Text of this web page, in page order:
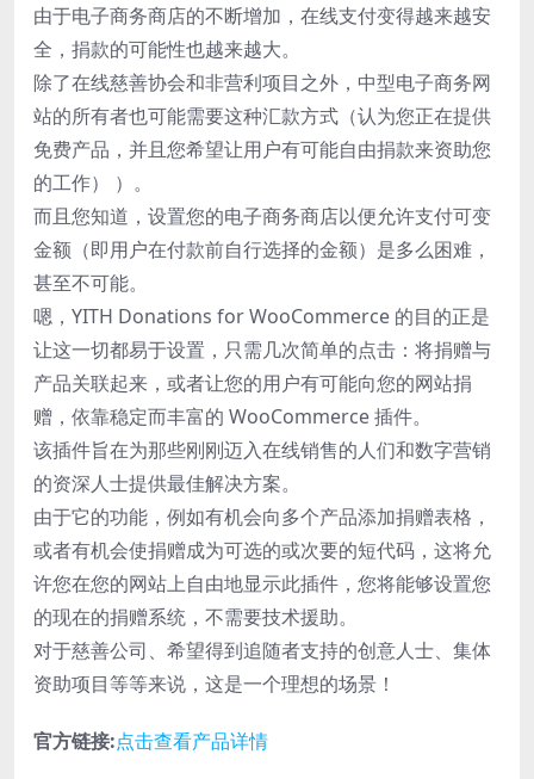
由于电子商务商店的不断增加，在线支付变得越来越安
全，捐款的可能性也越来越大。
除了在线慈善协会和非营利项目之外，中型电子商务网
站的所有者也可能需要这种汇款方式（认为您正在提供
免费产品，并且您希望让用户有可能自由捐款来资助您
的工作） ）。
而且您知道，设置您的电子商务商店以便允许支付可变
金额（即用户在付款前自行选择的金额）是多么困难，
甚至不可能。
嗯，YITH Donations for WooCommerce 的目的正是
让这一切都易于设置，只需几次简单的点击：将捐赠与
产品关联起来，或者让您的用户有可能向您的网站捐
赠，依靠稳定而丰富的 WooCommerce 插件。
该插件旨在为那些刚刚迈入在线销售的人们和数字营销
的资深人士提供最佳解决方案。
由于它的功能，例如有机会向多个产品添加捐赠表格，
或者有机会使捐赠成为可选的或次要的短代码，这将允
许您在您的网站上自由地显示此插件，您将能够设置您
的现在的捐赠系统，不需要技术援助。
对于慈善公司、希望得到追随者支持的创意人士、集体
资助项目等等来说，这是一个理想的场景！
官方链接:点击查看产品详情